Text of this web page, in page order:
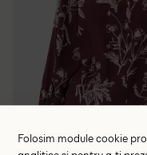
Folosim module cookie